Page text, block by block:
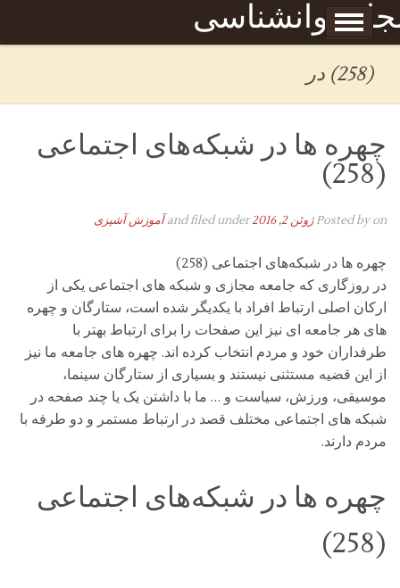
روانشناسی
Skip to content
برگه نمونه
(258) در
چهره ها در شبکه‌های اجتماعی
(258)
Posted byon ژوئن 2, 2016 and filed under آموزش آشپزی
چهره ها در شبکه‌های اجتماعی (258)
در روزگاری که جامعه مجازی و شبکه های اجتماعی یکی از
ارکان اصلی ارتباط افراد با یکدیگر شده است، ستارگان و چهره
های هر جامعه ای نیز این صفحات را برای ارتباط بهتر با
طرفداران خود و مردم انتخاب کرده اند. چهره های جامعه ما نیز
از این قضیه مستثنی نیستند و بسیاری از ستارگان سینما،
موسیقی، ورزش، سیاست و … ما با داشتن یک یا چند صفحه در
شبکه های اجتماعی مختلف قصد در ارتباط مستمر و دو طرفه با
مردم دارند.
چهره ها در شبکه‌های اجتماعی
(258)